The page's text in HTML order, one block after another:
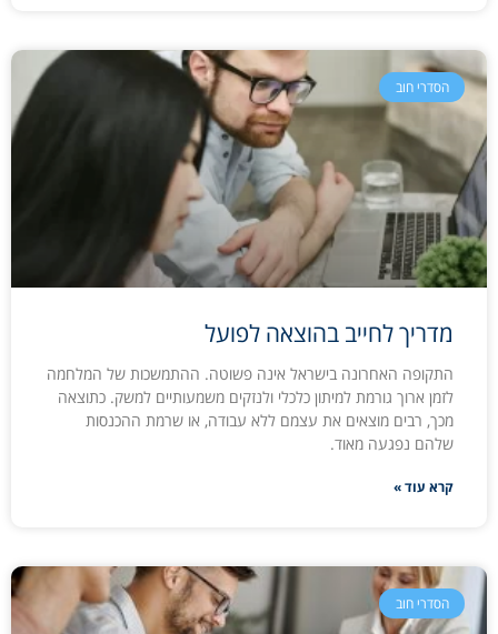
הסדרי חוב
מדריך לחייב בהוצאה לפועל
התקופה האחרונה בישראל אינה פשוטה. ההתמשכות של המלחמה
לזמן ארוך גורמת למיתון כלכלי ולנזקים משמעותיים למשק. כתוצאה
מכך, רבים מוצאים את עצמם ללא עבודה, או שרמת ההכנסות
שלהם נפגעה מאוד.
קרא עוד »
הסדרי חוב